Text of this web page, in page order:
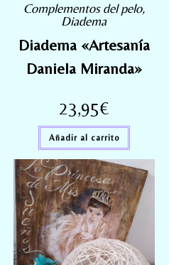
Complementos del pelo,
Diadema
Diadema «Artesanía
Daniela Miranda»
23,95€
Añadir al carrito